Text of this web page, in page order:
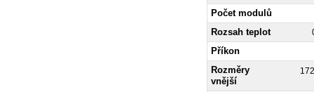
Počet modulů
Rozsah teplot
Příkon
Rozměry
vnější